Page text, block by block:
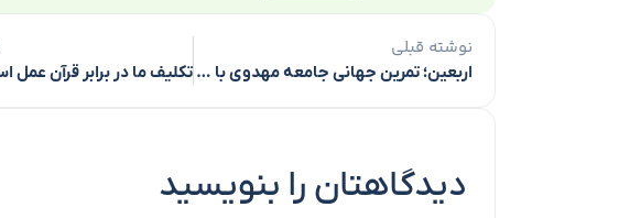
نوشته قبلی
اربعین؛ تمرین جهانی جامعه مهدوی با محوریت آستان‌های مقدس
دیدگاهتان را بنویسید